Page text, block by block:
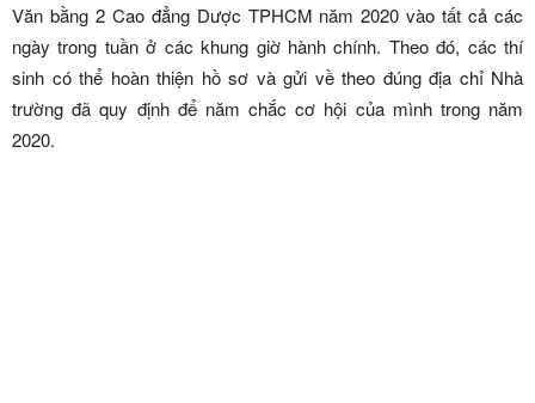
Văn bằng 2 Cao đẳng Dược TPHCM năm 2020 vào tất cả các
ngày trong tuần ở các khung giờ hành chính. Theo đó, các thí
sinh có thể hoàn thiện hồ sơ và gửi về theo đúng địa chỉ Nhà
trường đã quy định để năm chắc cơ hội của mình trong năm
2020.